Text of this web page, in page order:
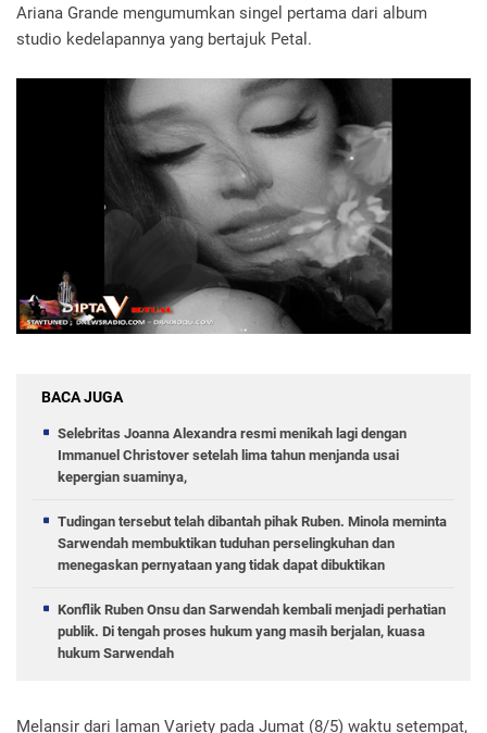
Ariana Grande mengumumkan singel pertama dari album
studio kedelapannya yang bertajuk Petal.
BACA JUGA
Selebritas Joanna Alexandra resmi menikah lagi dengan
Immanuel Christover setelah lima tahun menjanda usai
kepergian suaminya,
Tudingan tersebut telah dibantah pihak Ruben. Minola meminta
Sarwendah membuktikan tuduhan perselingkuhan dan
menegaskan pernyataan yang tidak dapat dibuktikan
Konflik Ruben Onsu dan Sarwendah kembali menjadi perhatian
publik. Di tengah proses hukum yang masih berjalan, kuasa
hukum Sarwendah
Melansir dari laman Variety pada Jumat (8/5) waktu setempat,